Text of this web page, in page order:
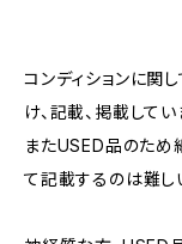
コンディションに関
け、記載、掲載して
またUSED品のため
て記載するのは難し